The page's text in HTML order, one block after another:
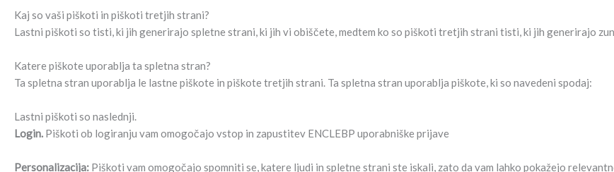
Kaj so vaši piškoti in piškoti tretjih strani?
Lastni piškoti so tisti, ki jih generirajo spletne strani, ki jih vi obiščete, medtem ko so piškoti tretjih strani tisti, ki jih generirajo
Katere piškote uporablja ta spletna stran?
Ta spletna stran uporablja le lastne piškote in piškote tretjih strani. Ta spletna stran uporablja piškote, ki so navedeni spodaj:
Lastni piškoti so naslednji.
Login. Piškoti ob logiranju vam omogočajo vstop in zapustitev ENCLEBP uporabniške prijave
Personalizacija: Piškoti vam omogočajo spomniti se, katere ljudi in spletne strani ste iskali, zato da vam lahko pokažejo